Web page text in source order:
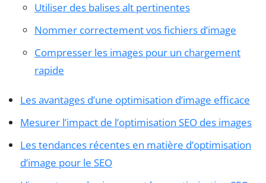
Utiliser des balises alt pertinentes
Nommer correctement vos fichiers d’image
Compresser les images pour un chargement
rapide
Les avantages d’une optimisation d’image efficace
Mesurer l’impact de l’optimisation SEO des images
Les tendances récentes en matière d’optimisation
d’image pour le SEO